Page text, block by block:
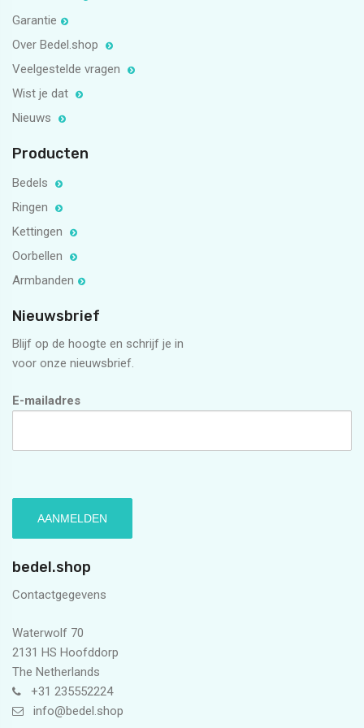
Garantie
Over Bedel.shop
Veelgestelde vragen
Wist je dat
Nieuws
Producten
Bedels
Ringen
Kettingen
Oorbellen
Armbanden
Nieuwsbrief
Blijf op de hoogte en schrijf je in
voor onze nieuwsbrief.
E-mailadres
bedel.shop
Contactgegevens
Waterwolf 70
2131 HS Hoofddorp
The Netherlands
+31 235552224
info@bedel.shop